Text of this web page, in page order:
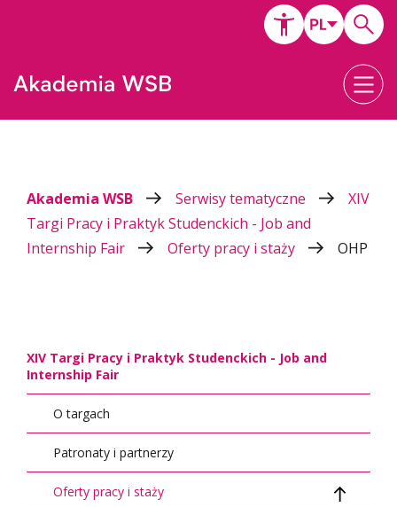
Akademia WSB Serwisy tematyczne
XIV
Targi Pracy i Praktyk Studenckich - Job and
Internship Fair
Oferty pracy i staży OHP
XIV Targi Pracy i Praktyk Studenckich - Job and
Internship Fair
O targach
Patronaty i partnerzy
Oferty pracy i staży